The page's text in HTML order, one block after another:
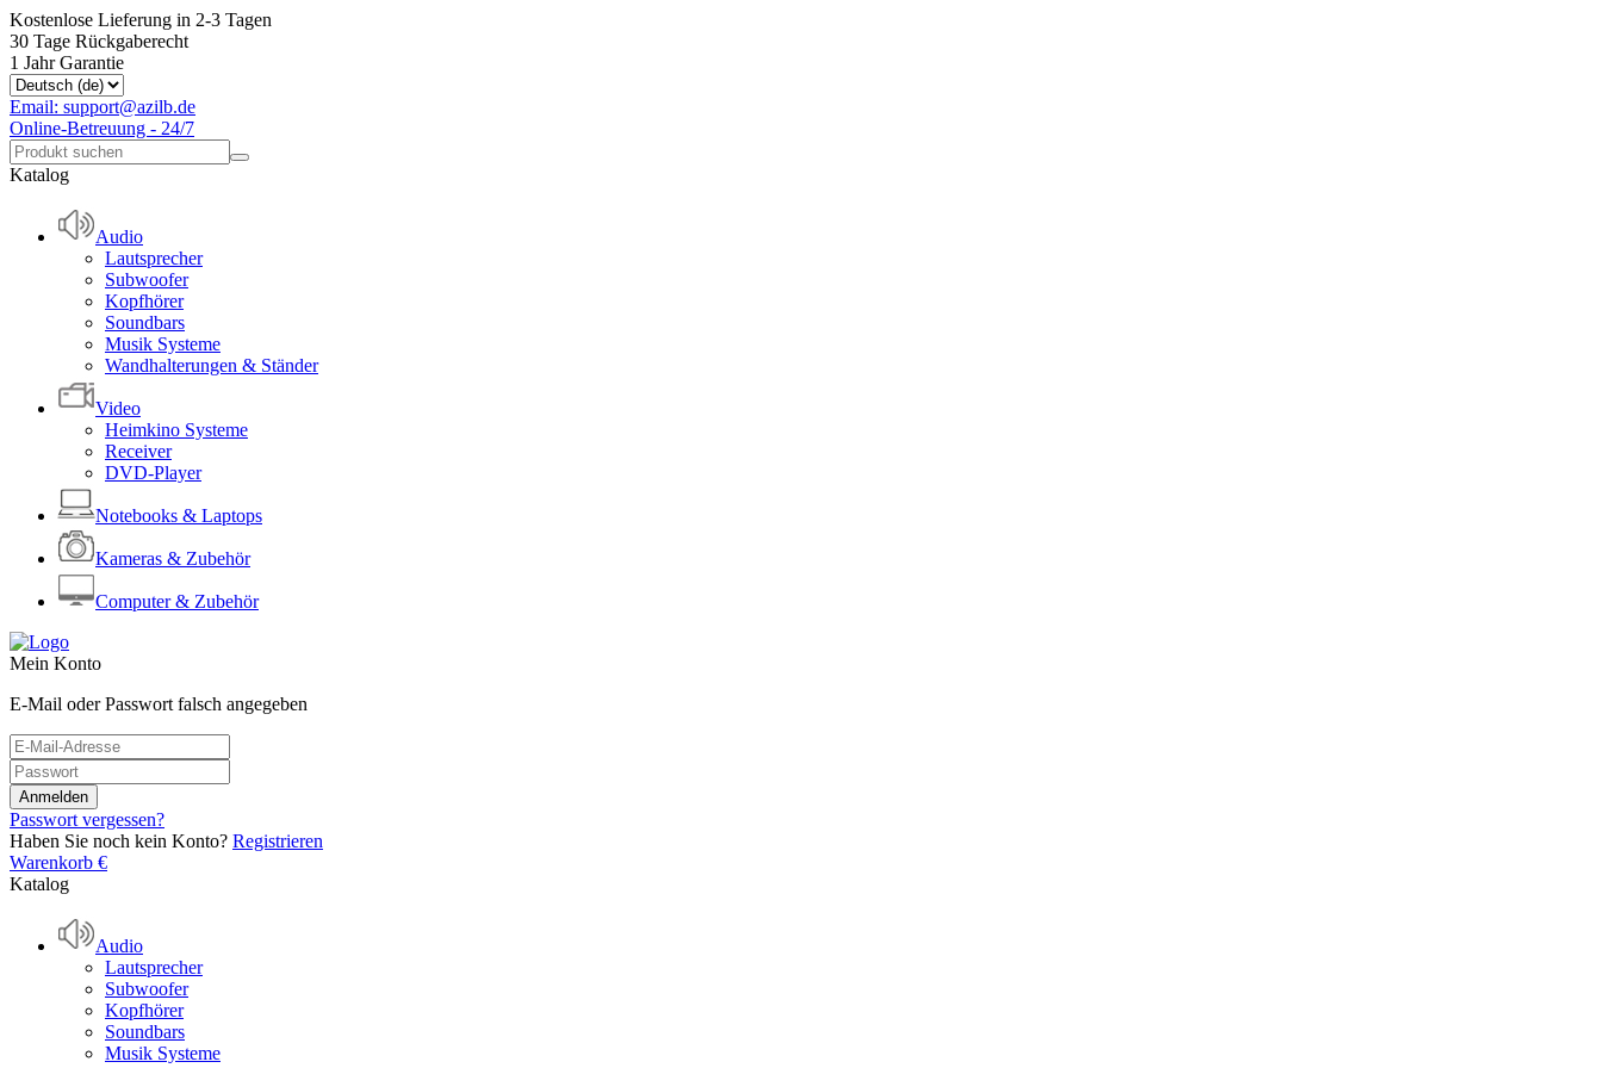
Kostenlose Lieferung in 2-3 Tagen
30 Tage Rückgaberecht
1 Jahr Garantie
Email: support@azilb.de
Online-Betreuung - 24/7
Katalog
Audio
Lautsprecher
Subwoofer
Kopfhörer
Soundbars
Musik Systeme
Wandhalterungen & Ständer
Video
Heimkino Systeme
Receiver
DVD-Player
Notebooks & Laptops
Kameras & Zubehör
Computer & Zubehör
Mein Konto
E-Mail oder Passwort falsch angegeben
Passwort vergessen?
Haben Sie noch kein Konto? Registrieren
Warenkorb €
Katalog
Audio
Lautsprecher
Subwoofer
Kopfhörer
Soundbars
Musik Systeme